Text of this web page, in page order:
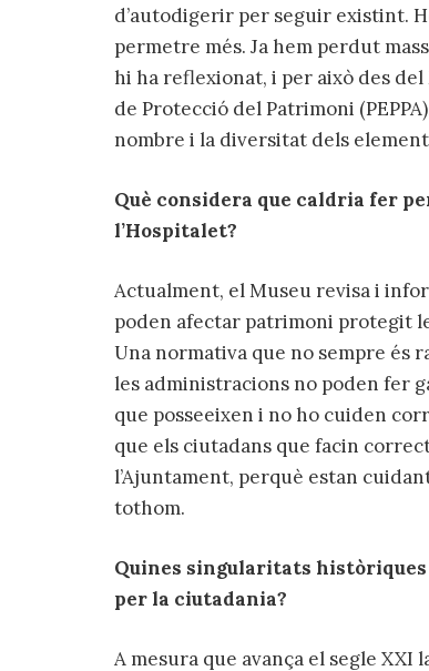
d’autodigerir per seguir existint.
permetre més. Ja hem perdut
hi ha reflexionat, i per això des
de Protecció del Patrimoni
nombre i la diversitat dels
Què considera que caldria fer
l’Hospitalet?
Actualment, el Museu revisa i
poden afectar patrimoni protegit
Una normativa que no sempre és
les administracions no poden fer
que posseeixen i no ho cuiden
que els ciutadans que facin
l’Ajuntament, perquè estan
tothom.
Quines singularitats històriques
per la ciutadania?
A mesura que avança el segle XXI